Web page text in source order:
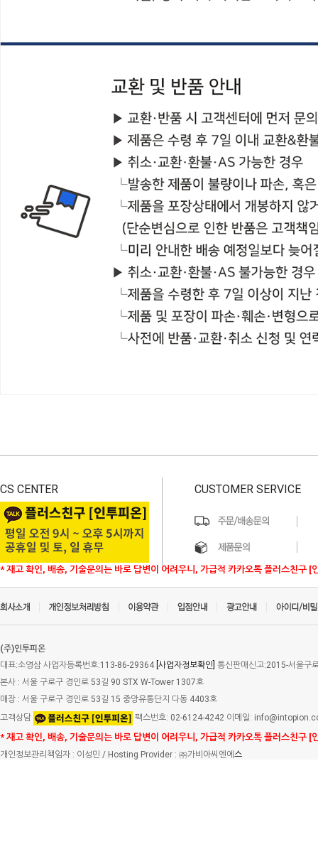
CS CENTER
* 재고 확인, 배송, 기술문의는 바로 답변이 어려우니, 가급적 카카오톡 플러스친구 [
CUSTOMER SERVICE
(주)인투피온
대표:소영삼 사업자등록번호:113-86-29364 [사업자정보확인] 통신판매신고:2015-서울구
본사 : 서울 구로구 경인로 53길 90 STX W-Tower 1307호
매장 : 서울 구로구 경인로 53길 15 중앙유통단지 다동 4403호
고객상담
팩스번호: 02-6124-4242 이메일:
* 재고 확인, 배송, 기술문의는 바로 답변이 어려우니, 가급적 카카오톡 플러스친구 [
개인정보관리책임자 : 이성민 / Hosting Provider : ㈜가비아씨엔에 스